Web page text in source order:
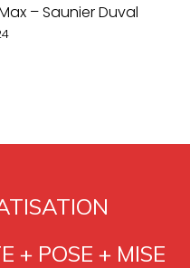
– Saunier Duval
+ POSE + MISE